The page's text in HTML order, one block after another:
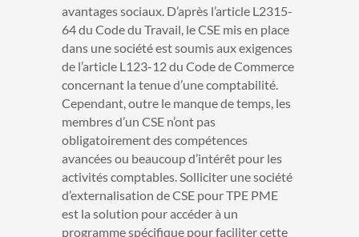
avantages sociaux. D’après l’article L2315-
64 du Code du Travail, le CSE mis en place
dans une société est soumis aux exigences
de l’article L123-12 du Code de Commerce
concernant la tenue d’une comptabilité.
Cependant, outre le manque de temps, les
membres d’un CSE n’ont pas
obligatoirement des compétences
avancées ou beaucoup d’intérêt pour les
activités comptables. Solliciter une société
d’externalisation de CSE pour TPE PME
est la solution pour accéder à un
programme spécifique pour faciliter cette